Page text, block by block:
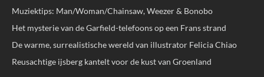
Muziektips: Man/Woman/Chainsaw, Weezer & Bonobo
Het mysterie van de Garfield-telefoons op een Frans strand
De warme, surrealistische wereld van illustrator Felicia Chiao
Reusachtige ijsberg kantelt voor de kust van Groenland